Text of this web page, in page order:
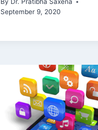
By Dr. Pratibha Saxena
September 9, 2020